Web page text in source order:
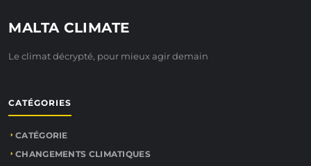
MALTA CLIMATE
Le climat décrypté, pour mieux agir demain
CATÉGORIES
CATÉGORIE
CHANGEMENTS CLIMATIQUES